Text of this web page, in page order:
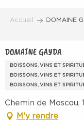
Accueil DOMAINE
DOMAINE GAYDA
BOISSONS, VINS ET
BOISSONS, VINS ET
BOISSONS, VINS ET
Chemin de Moscou,
M'y rendre